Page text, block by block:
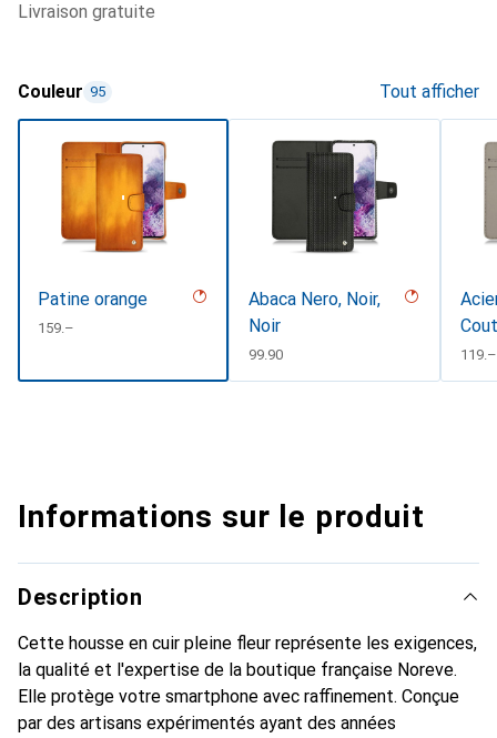
livraison gratuite
Couleur 95 Tout afficher
Patine orange
CHF
159.–
Abaca Nero, Noir,
Noir
CHF
99.90 CHF
119.–
Informations sur le produit
Description
Cette housse en cuir pleine fleur représente les exigences,
la qualité et l'expertise de la boutique française Noreve.
Elle protège votre smartphone avec raffinement. Conçue
par des artisans expérimentés ayant des années